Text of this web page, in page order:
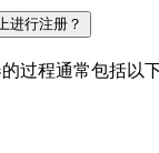
进行注册？
过程通常包括以